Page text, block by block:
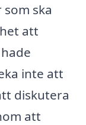
ska
att
inte att
diskutera
att